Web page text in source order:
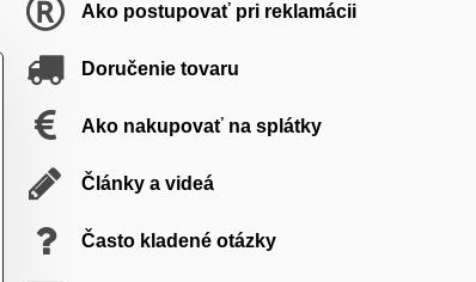
Ako postupovať pri reklamácii
Doručenie tovaru
Ako nakupovať na splátky
Články a videá
Často kladené otázky